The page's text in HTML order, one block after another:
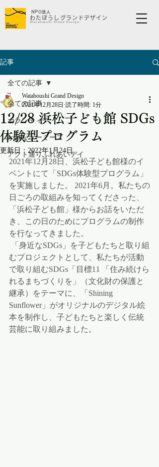
NPO法人
わたぼうしグランドデザイン​​​
​Wataboushi Grand Design
記事
全ての記事
ボランティア
かわなホーミーズ
アクト通りふれあいデイ
全ての記事
12/28 浜松子ども館 SDGs
体験型プログラム
Wataboushi Grand Design
2021年12月28日 読了時間: 1分
更新日： 2022年1月24日
2021年12月28日、浜松子ども館様のイ
ベントにて「SDGs体験型プログラム」
を実施しました。 2021年6月。私たちの
日ごろの取組みを知ってくださった、
「浜松子ども館」様からお話をいただ
き、この日のためにプログラムの制作
を行なってきました。
むプロジェクトとして、私たちが活動
で取り組むSDGs「目標11 「住み続けら
れるまちづくりを」（文化財の保護と
継承）をテーマに、「Shining
Sunflower」がオリジナルのデジタル絵
本を制作し、子どもたちと楽しく伝統
芸能に取り組みました。